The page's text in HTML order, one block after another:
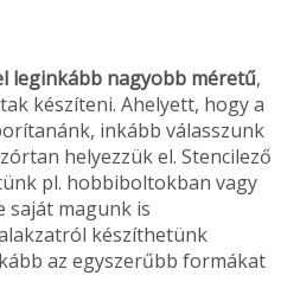
leginkább nagyobb méretű,
készíteni. Ahelyett, hogy a
inkább válasszunk
helyezzük el. Stencilező
pl. hobbibol­tokban vagy
saját magunk is
készíthetünk
az egyszerűbb formákat